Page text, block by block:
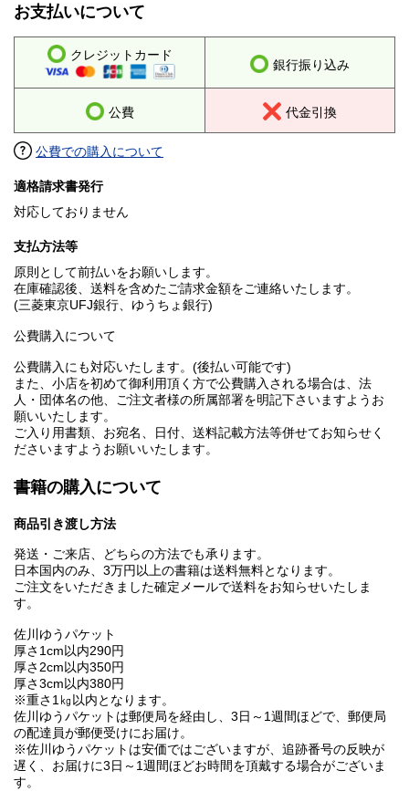
お支払いについて
クレジットカード
銀行振り込み
公費 代金引換
公費での購入について
適格請求書発行
対応しておりません
支払方法等
原則として前払いをお願いします。
在庫確認後、送料を含めたご請求金額をご連絡いたします。
(三菱東京UFJ銀行、ゆうちょ銀行)
公費購入について
公費購入にも対応いたします。(後払い可能です)
また、小店を初めて御利用頂く方で公費購入される場合は、法
人・団体名の他、ご注文者様の所属部署を明記下さいますようお
願いいたします。
ご入り用書類、お宛名、日付、送料記載方法等併せてお知らせく
ださいますようお願いいたします。
書籍の購入について
商品引き渡し方法
発送・ご来店、どちらの方法でも承ります。
日本国内のみ、3万円以上の書籍は送料無料となります。
ご注文をいただきました確定メールで送料をお知らせいたしま
す。
佐川ゆうパケット
厚さ1cm以内290円
厚さ2cm以内350円
厚さ3cm以内380円
※重さ1㎏以内となります。
佐川ゆうパケットは郵便局を経由し、3日～1週間ほどで、郵便局
の配達員が郵便受けにお届け。
※佐川ゆうパケットは安価ではございますが、追跡番号の反映が
遅く、お届けに3日～1週間ほどお時間を頂戴する場合がございま
す。